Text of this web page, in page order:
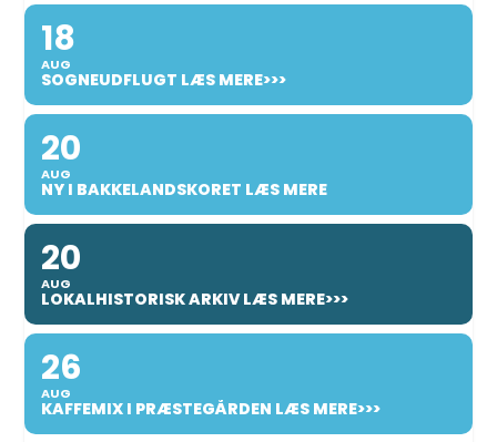
18
AUG
SOGNEUDFLUGT LÆS MERE>>>
20
AUG
NY I BAKKELANDSKORET LÆS MERE
20
AUG
LOKALHISTORISK ARKIV LÆS MERE>>>
26
AUG
KAFFEMIX I PRÆSTEGÅRDEN LÆS MERE>>>